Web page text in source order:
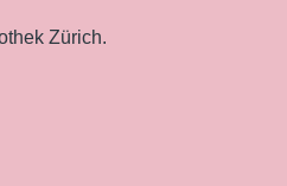
Zürich.